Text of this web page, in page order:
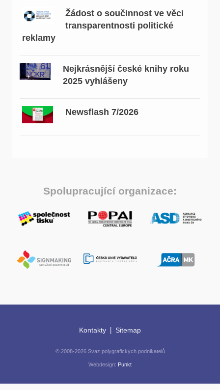
Žádost o součinnost ve věci
transparentnosti politické
reklamy
Nejkrásnější české knihy roku
2025 vyhlášeny
Newsflash 7/2026
Spolupracující organizace:
Kontakty | Sitemap
© 2008-2026 Svaz polygrafických podnikatelů
Webdesign: Punkt